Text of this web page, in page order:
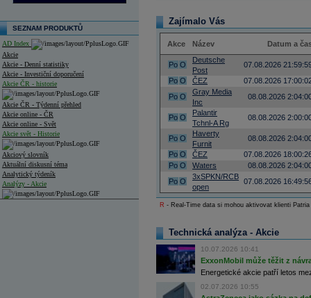
SEZNAM PRODUKTŮ
AD Index
Akcie
Akcie - Denní statistiky
Akcie - Investiční doporučení
Akcie ČR - historie
Akcie ČR - Týdenní přehled
Akcie online - ČR
Akcie online - Svět
Akcie svět - Historie
Akciový slovník
Aktuální diskusní téma
Analytický týdeník
Analýzy - Akcie
Zajímalo Vás
Akce Název Datum a
Po O
Deutsche
Post
07.08.2026
Po O ČEZ
07.08.2026
Po O
Gray Media
Inc
08.08.2026
Po O
Palantir
Tchnl-A Rg
08.08.2026
Po O
Haverty
Furnit
08.08.2026
Po O ČEZ
07.08.2026
Po O Waters
08.08.2026
Po O
3xSPKN/RCB
open
07.08.2026
R - Real-Time data si mohou aktivovat klienti
Technická analýza - Akcie
10.07.2026 10:41
ExxonMobil může těžit z
Energetické akcie patří letos
02.07.2026 10:55